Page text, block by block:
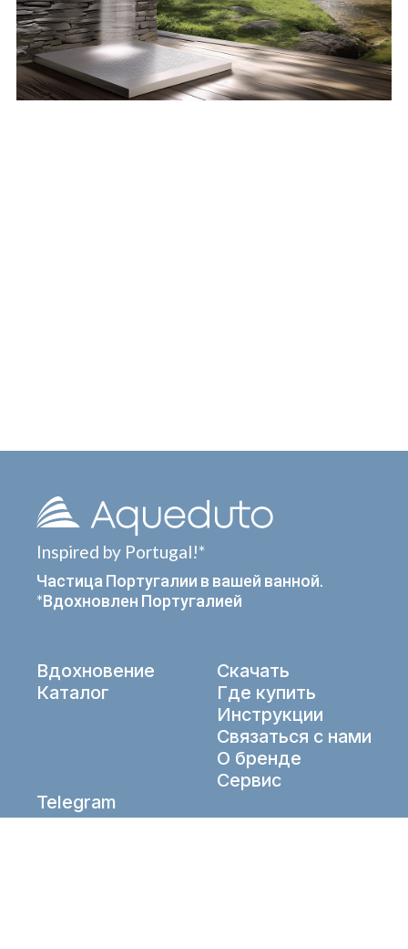
Inspired by Portugal!*
Частица Португалии в вашей ванной.
*Вдохновлен Португалией
Вдохновение
Каталог
Скачать
Где купить
Инструкции
Связаться с нами
О бренде
Сервис
Telegram
VK